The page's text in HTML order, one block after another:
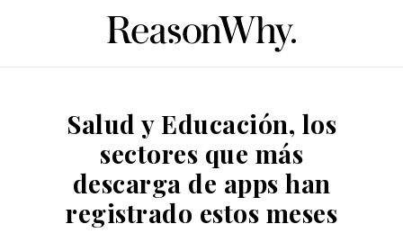
Salud y Educación, los
sectores que más
descarga de apps han
registrado estos meses